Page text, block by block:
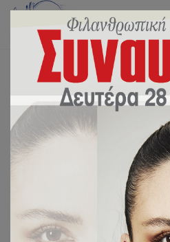
Αρχική
Χωρίς Κατηγορία
Προσκύνημα στον Ιερό Ναό της
εικόνα της Θεομήτορος.
Προσκύνημα
της
Σωτήρος, την
Θεομήτορος.